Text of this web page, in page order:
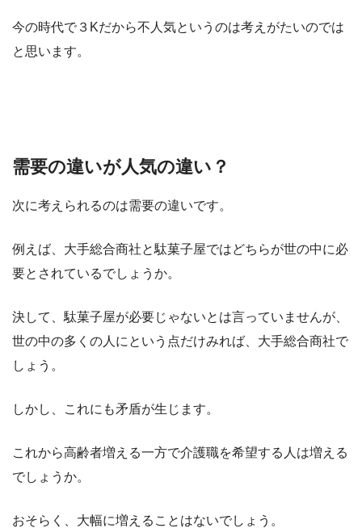
今の時代で３Kだから不人気というのは考えがたいのでは
と思います。
需要の違いが人気の違い？
次に考えられるのは需要の違いです。
例えば、大手総合商社と駄菓子屋ではどちらが世の中に必
要とされているでしょうか。
決して、駄菓子屋が必要じゃないとは言っていませんが、
世の中の多くの人にという点だけみれば、大手総合商社で
しょう。
しかし、これにも矛盾が生じます。
これから高齢者増える一方で介護職を希望する人は増える
でしょうか。
おそらく、大幅に増えることはないでしょう。